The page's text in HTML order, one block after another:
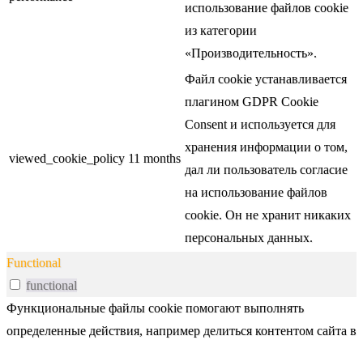
использование файлов cookie
из категории
«Производительность».
viewed_cookie_policy 11 months
Файл cookie устанавливается
плагином GDPR Cookie
Consent и используется для
хранения информации о том,
дал ли пользователь согласие
на использование файлов
cookie. Он не хранит никаких
персональных данных.
Functional
functional
Функциональные файлы cookie помогают выполнять
определенные действия, например делиться контентом сайта в